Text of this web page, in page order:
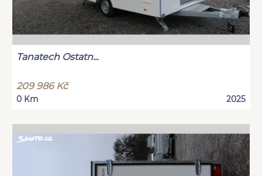
Tanatech Ostatn...
209 986 Kč
0 Km 2025